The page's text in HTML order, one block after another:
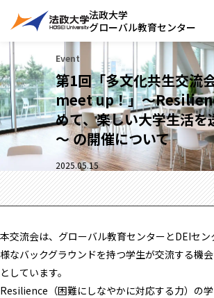
法政大学
グローバル教育センター
Event
第1回「多文化共生交流
meet up！」～
めて、楽しい大学生活を
～ の開催について
2025.05.15
本交流会は、グローバル教育センターとDEIセ
様なバックグラウンドを持つ学生が交流する機
としています。
Resilience（困難にしなやかに対応する力）の